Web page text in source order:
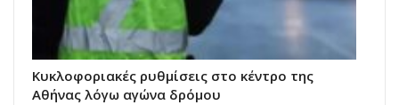
Κυκλοφοριακές ρυθμίσεις στο κέντρο της
Αθήνας λόγω αγώνα δρόμου